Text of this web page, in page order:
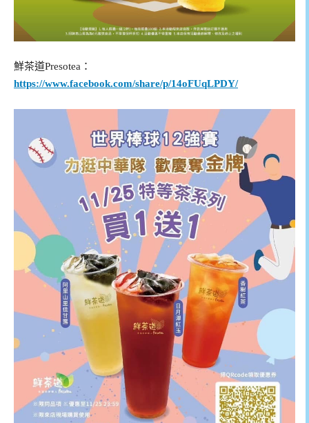
鮮茶道Presotea：
https://www.facebook.com/share/p/14oFUqLPDY/